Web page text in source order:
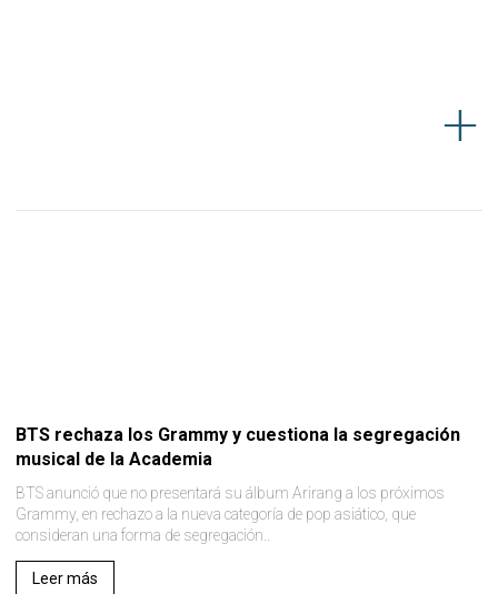
BTS rechaza los Grammy y cuestiona la segregación
musical de la Academia
BTS anunció que no presentará su álbum Arirang a los próximos
Grammy, en rechazo a la nueva categoría de pop asiático, que
consideran una forma de segregación..
Leer más